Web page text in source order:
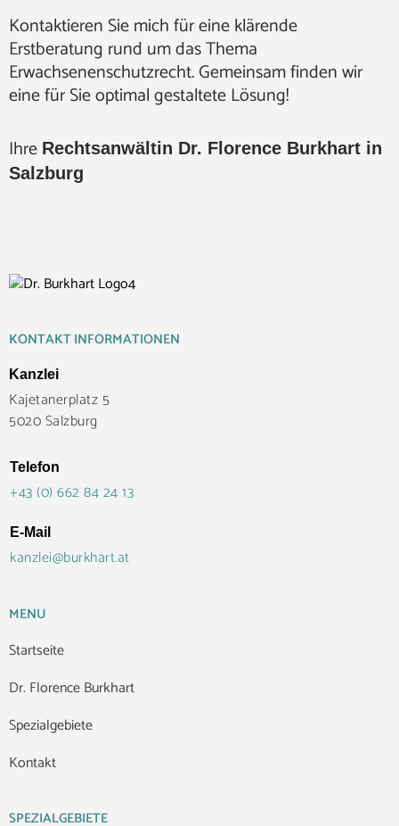
Kontaktieren Sie mich für eine klärende
Erstberatung rund um das Thema
Erwachsenenschutzrecht. Gemeinsam finden wir
eine für Sie optimal gestaltete Lösung!
Ihre Rechtsanwältin Dr. Florence Burkhart in
Salzburg
KONTAKT INFORMATIONEN
Kanzlei
Kajetanerplatz 5
5020 Salzburg
Telefon
+43 (0) 662 84 24 13
E-Mail
kanzlei@burkhart.at
MENU
Startseite
Dr. Florence Burkhart
Spezialgebiete
Kontakt
SPEZIALGEBIETE